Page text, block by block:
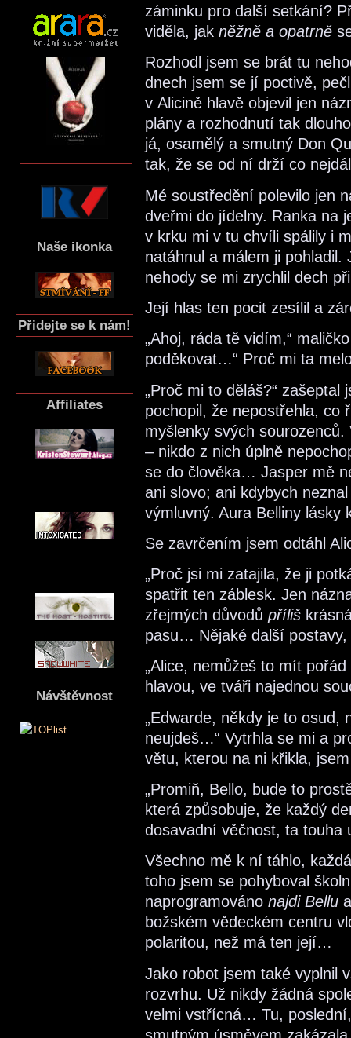
Naše ikonka
Přidejte se k nám!
Affiliates
Návštěvnost
záminku pro další setkání?
viděla, jak něžně a opatrně
Rozhodl jsem se brát tu
dnech jsem se jí poctivě,
v Alicině hlavě objevil jen
plány a rozhodnutí tak
já, osamělý a smutný Don
tak, že se od ní drží co
Mé soustředění polevilo jen
dveřmi do jídelny. Ranka na
v krku mi v tu chvíli spálily i
natáhnul a málem ji
nehody se mi zrychlil dech
Její hlas ten pocit zesílil a
„Ahoj, ráda tě vidím,“
poděkovat…“ Proč mi ta
„Proč mi to děláš?“
pochopil, že nepostřehla, co
myšlenky svých
– nikdo z nich úplně
se do člověka… Jasper mě
ani slovo; ani kdybych
výmluvný. Aura Belliny
Se zavrčením jsem odtáhl
„Proč jsi mi zatajila, že ji
spatřit ten záblesk. Jen
zřejmých důvodů příliš
pasu… Nějaké další
„Alice, nemůžeš to mít
hlavou, ve tváři najednou
„Edwarde, někdy je to osud,
neujdeš…“ Vytrhla se mi a
větu, kterou na ni křikla,
„Promiň, Bello, bude to
která způsobuje, že každý
dosavadní věčnost, ta touha
Všechno mě k ní táhlo,
toho jsem se pohyboval
naprogramováno najdi Bellu
božském vědeckém centru
polaritou, než má ten její…
Jako robot jsem také vyplnil
rozvrhu. Už nikdy žádná
velmi vstřícná… Tu,